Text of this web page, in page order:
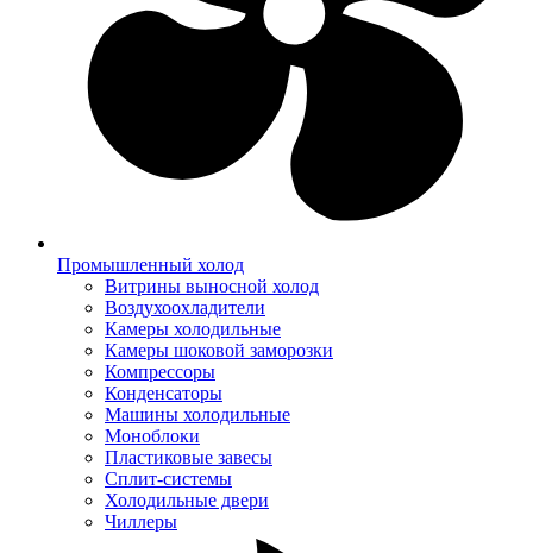
Промышленный холод
Витрины выносной холод
Воздухоохладители
Камеры холодильные
Камеры шоковой заморозки
Компрессоры
Конденсаторы
Машины холодильные
Моноблоки
Пластиковые завесы
Сплит-системы
Холодильные двери
Чиллеры